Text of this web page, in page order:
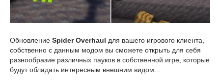
Обновление Spider Overhaul для вашего игрового клиента,
собственно с данным модом вы сможете открыть для себя
разнообразие различных пауков в собственной игре, которые
будут обладать интересным внешним видом...